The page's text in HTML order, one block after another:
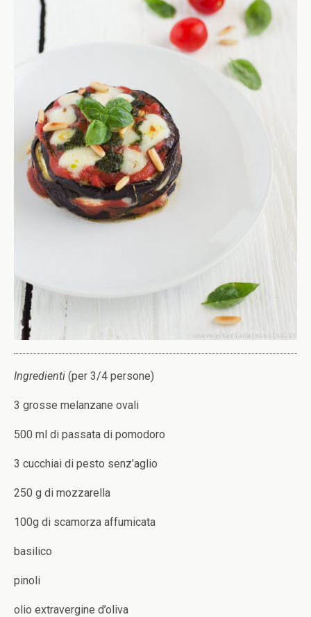
Ingredienti (per 3/4 persone)
3 grosse melanzane ovali
500 ml di passata di pomodoro
3 cucchiai di pesto senz’aglio
250 g di mozzarella
100g di scamorza affumicata
basilico
pinoli
olio extravergine d’oliva